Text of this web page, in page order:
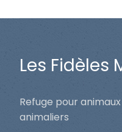
Les Fidèles
Refuge pour
animaliers